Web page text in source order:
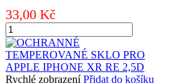
2,5D
množství
33,00 Kč
OCHRANNÉ
TEMPEROVANÉ
SKLO
PRO
LG
Rychlé zobrazení Přidat do košíku